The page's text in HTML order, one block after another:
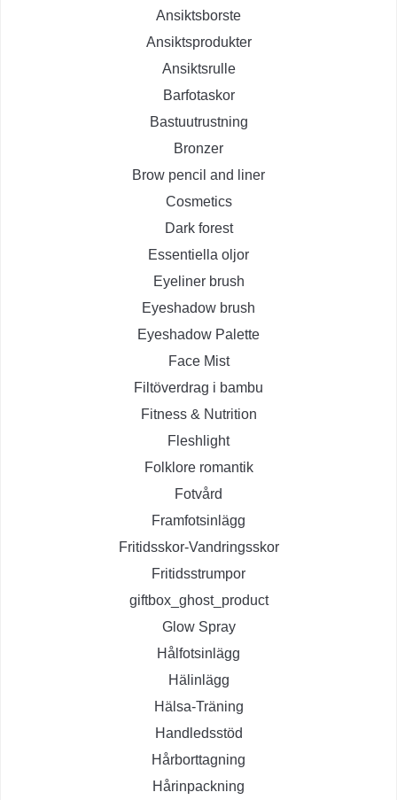
Ansiktsborste
Ansiktsprodukter
Ansiktsrulle
Barfotaskor
Bastuutrustning
Bronzer
Brow pencil and liner
Cosmetics
Dark forest
Essentiella oljor
Eyeliner brush
Eyeshadow brush
Eyeshadow Palette
Face Mist
Filtöverdrag i bambu
Fitness & Nutrition
Fleshlight
Folklore romantik
Fotvård
Framfotsinlägg
Fritidsskor-Vandringsskor
Fritidsstrumpor
giftbox_ghost_product
Glow Spray
Hålfotsinlägg
Hälinlägg
Hälsa-Träning
Handledsstöd
Hårborttagning
Hårinpackning